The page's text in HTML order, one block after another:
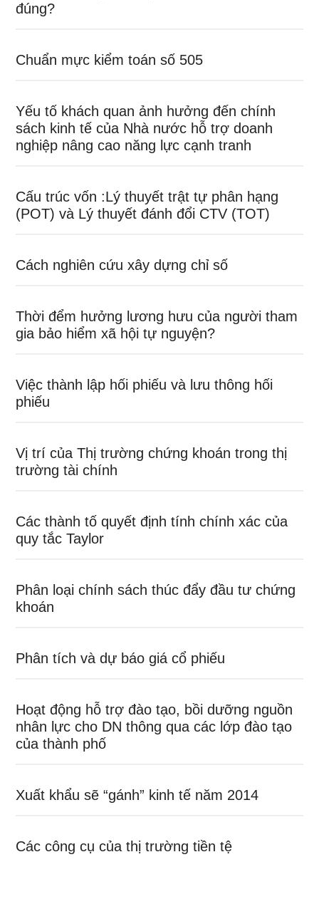
đúng?
Chuẩn mực kiểm toán số 505
Yếu tố khách quan ảnh hưởng đến chính
sách kinh tế của Nhà nước hỗ trợ doanh
nghiệp nâng cao năng lực cạnh tranh
Cấu trúc vốn :Lý thuyết trật tự phân hạng
(POT) và Lý thuyết đánh đổi CTV (TOT)
Cách nghiên cứu xây dựng chỉ số
Thời đểm hưởng lương hưu của người tham
gia bảo hiểm xã hội tự nguyện?
Việc thành lập hối phiếu và lưu thông hối
phiếu
Vị trí của Thị trường chứng khoán trong thị
trường tài chính
Các thành tố quyết định tính chính xác của
quy tắc Taylor
Phân loại chính sách thúc đẩy đầu tư chứng
khoán
Phân tích và dự báo giá cổ phiếu
Hoạt động hỗ trợ đào tạo, bồi dưỡng nguồn
nhân lực cho DN thông qua các lớp đào tạo
của thành phố
Xuất khẩu sẽ “gánh” kinh tế năm 2014
Các công cụ của thị trường tiền tệ